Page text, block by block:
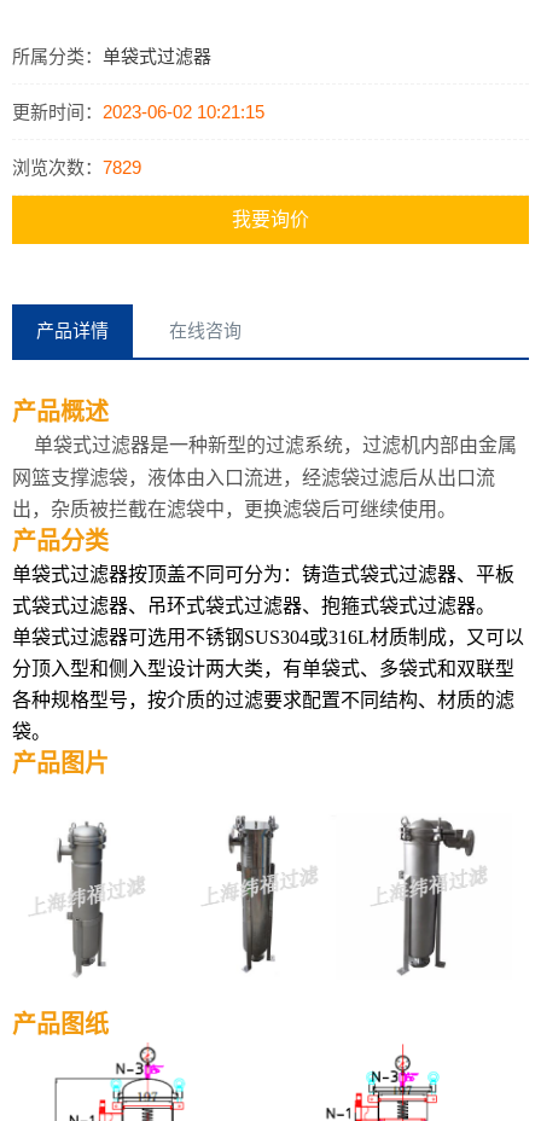
所属分类： 单袋式过滤器
更新时间： 2023-06-02 10:21:15
浏览次数： 7829
我要询价
产品详情 在线咨询
产品概述
单袋式过滤器是一种新型的过滤系统，过滤机内部由金属
网篮支撑滤袋，液体由入口流进，经滤袋过滤后从出口流
出，杂质被拦截在滤袋中，更换滤袋后可继续使用。
产品分类
单袋式过滤器按顶盖不同可分为：铸造式袋式过滤器、平板
式袋式过滤器、吊环式袋式过滤器、抱箍式袋式过滤器。
单袋式过滤器可选用不锈钢SUS304或316L材质制成， 又可以
分顶入型和侧入型设计两大类，有单袋式、多袋式和双联型
各种规格型号，按介质的过滤要求配置不同结构、材质的滤
袋。
产品图片
产品图纸